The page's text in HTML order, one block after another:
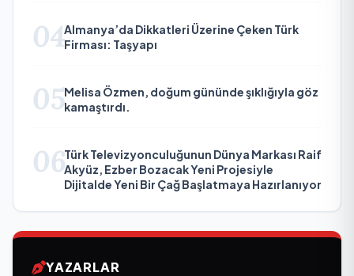
04Almanya’da Dikkatleri Üzerine Çeken Türk
Firması: Taşyapı
05Melisa Özmen, doğum gününde şıklığıyla göz
kamaştırdı.
06Türk Televizyonculuğunun Dünya Markası Raif
Akyüz, Ezber Bozacak Yeni Projesiyle
Dijitalde Yeni Bir Çağ Başlatmaya Hazırlanıyor
YAZARLAR